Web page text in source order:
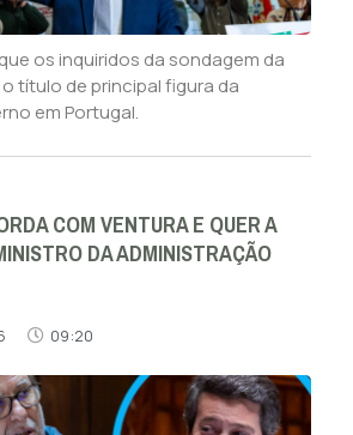
os inquiridos da sondagem da
título de principal figura da
em Portugal.
COM VENTURA E QUER A
DA ADMINISTRAÇÃO
09:20